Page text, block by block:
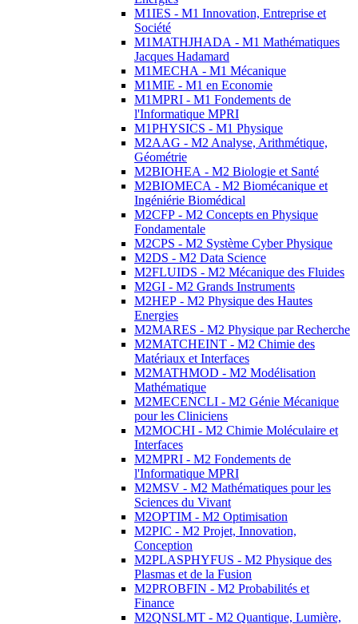
M1IES - M1 Innovation, Entreprise et
Société
M1MATHJHADA - M1 Mathématiques
Jacques Hadamard
M1MECHA - M1 Mécanique
M1MIE - M1 en Economie
M1MPRI - M1 Fondements de
l'Informatique MPRI
M1PHYSICS - M1 Physique
M2AAG - M2 Analyse, Arithmétique,
Géométrie
M2BIOHEA - M2 Biologie et Santé
M2BIOMECA - M2 Biomécanique et
Ingéniérie Biomédical
M2CFP - M2 Concepts en Physique
Fondamentale
M2CPS - M2 Système Cyber Physique
M2DS - M2 Data Science
M2FLUIDS - M2 Mécanique des Fluides
M2GI - M2 Grands Instruments
M2HEP - M2 Physique des Hautes
Energies
M2MARES - M2 Physique par Recherche
M2MATCHEINT - M2 Chimie des
Matériaux et Interfaces
M2MATHMOD - M2 Modélisation
Mathématique
M2MECENCLI - M2 Génie Mécanique
pour les Cliniciens
M2MOCHI - M2 Chimie Moléculaire et
Interfaces
M2MPRI - M2 Fondements de
l'Informatique MPRI
M2MSV - M2 Mathématiques pour les
Sciences du Vivant
M2OPTIM - M2 Optimisation
M2PIC - M2 Projet, Innovation,
Conception
M2PLASPHYFUS - M2 Physique des
Plasmas et de la Fusion
M2PROBFIN - M2 Probabilités et
Finance
M2QNSLMT - M2 Quantique, Lumière,